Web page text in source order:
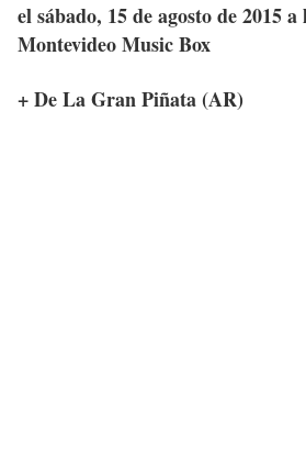
el sábado, 15 de agosto de 2015 a
Montevideo Music Box
+ De La Gran Piñata (AR)